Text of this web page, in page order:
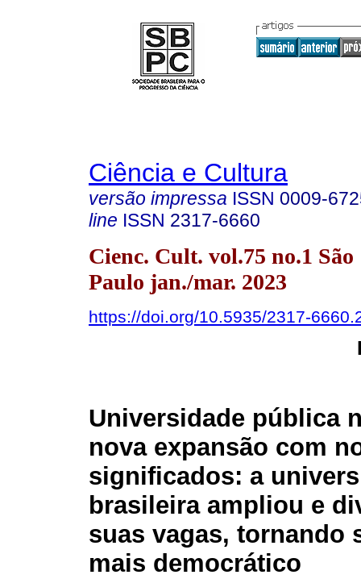
Ciência e Cultura
versão impressa ISSN 0009-
line ISSN 2317-6660
Cienc. Cult. vol.75 no.1 São
Paulo jan./mar. 2023
https://doi.org/10.5935/2317-
Universidade pública
nova expansão com
significados: a
brasileira ampliou e
suas vagas, tornando
mais democrático